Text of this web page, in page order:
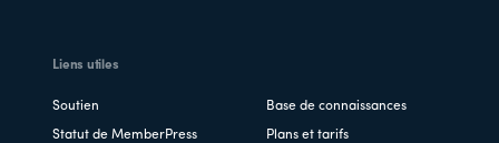
Liens utiles
Soutien Base de connaissances
Statut de MemberPress Plans et tarifs